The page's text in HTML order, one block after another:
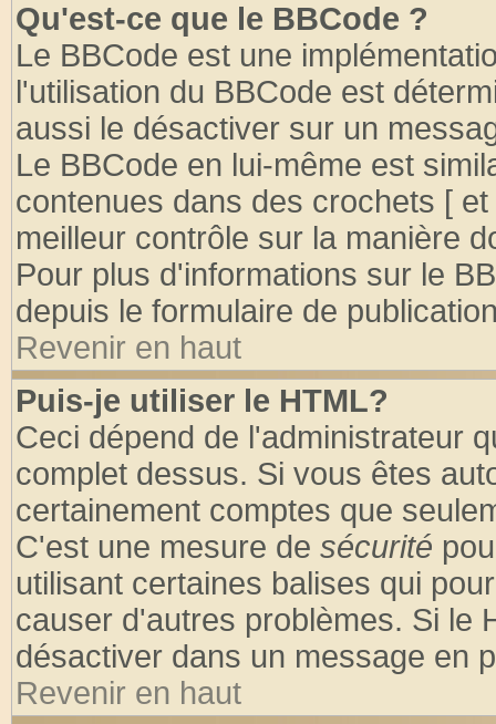
Qu'est-ce que le BBCode ?
Le BBCode est une
l'utilisation du BBCode est
aussi le désactiver sur un
Le BBCode en lui-même est
contenues dans des crochets [
meilleur contrôle sur la manière
Pour plus d'informations sur le
depuis le formulaire de
Revenir en haut
Puis-je utiliser le HTML?
Ceci dépend de l'administrateur
complet dessus. Si vous êtes
certainement comptes que
C'est une mesure de sécurité
utilisant certaines balises qui
causer d'autres problèmes. Si le
désactiver dans un message en
Revenir en haut